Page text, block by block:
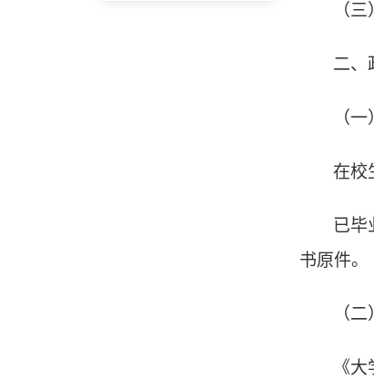
（
二、
（
在校
已毕
书原件。
（
《